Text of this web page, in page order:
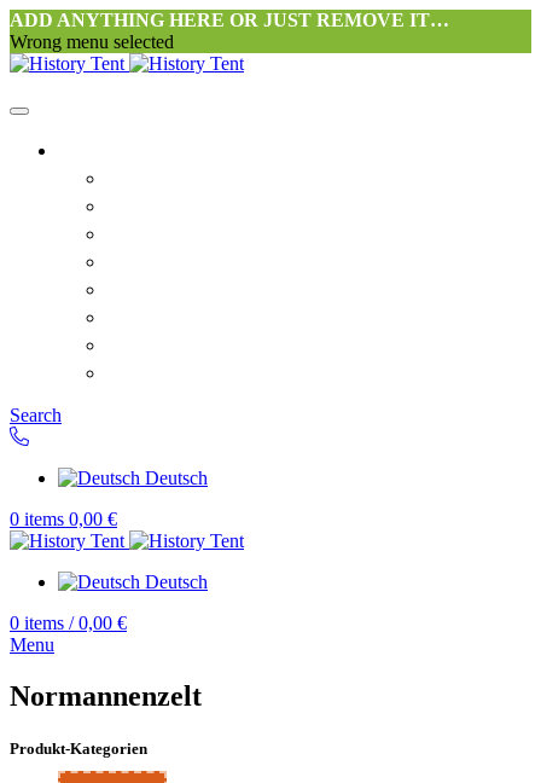
ADD ANYTHING HERE OR JUST REMOVE IT…
Wrong menu selected
Search
Deutsch
0 items 0,00 €
Deutsch
0 items / 0,00 €
Menu
Normannenzelt
Produkt-Kategorien